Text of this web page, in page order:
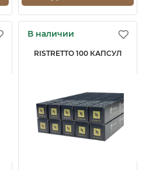
В наличии
RISTRETTO 100 КАПСУЛ